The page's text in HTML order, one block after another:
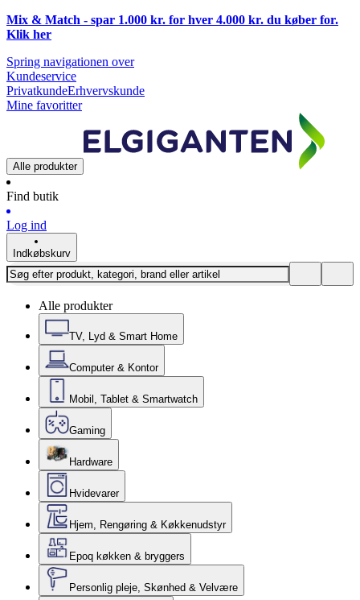
Mix & Match - spar 1.000 kr. for hver 4.000 kr. du køber for.
Klik her
Spring navigationen over
Kundeservice
PrivatkundeErhvervskunde
Mine favoritter
Alle produkter
Find butik
Log ind
Indkøbskurv
Alle produkter
TV, Lyd & Smart Home
Computer & Kontor
Mobil, Tablet & Smartwatch
Gaming
Hardware
Hvidevarer
Hjem, Rengøring & Køkkenudstyr
Epoq køkken & bryggers
Personlig pleje, Skønhed & Velvære